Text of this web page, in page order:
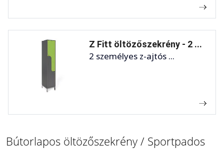
Z Fitt öltözőszekrény - 2 ...
2 személyes z-ajtós ...
Bútorlapos öltözőszekrény / Sportpados